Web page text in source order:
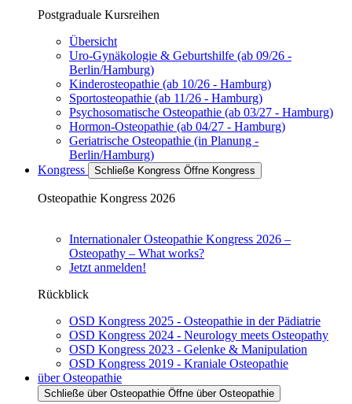
Postgraduale Kursreihen
Übersicht
Uro-Gynäkologie & Geburtshilfe (ab 09/26 -
Berlin/Hamburg)
Kinderosteopathie (ab 10/26 - Hamburg)
Sportosteopathie (ab 11/26 - Hamburg)
Psychosomatische Osteopathie (ab 03/27 - Hamburg)
Hormon-Osteopathie (ab 04/27 - Hamburg)
Geriatrische Osteopathie (in Planung -
Berlin/Hamburg)
Kongress
Schließe Kongress Öffne Kongress
Osteopathie Kongress 2026
Internationaler Osteopathie Kongress 2026 –
Osteopathy – What works?
Jetzt anmelden!
Rückblick
OSD Kongress 2025 - Osteopathie in der Pädiatrie
OSD Kongress 2024 - Neurology meets Osteopathy
OSD Kongress 2023 - Gelenke & Manipulation
OSD Kongress 2019 - Kraniale Osteopathie
über Osteopathie
Schließe über Osteopathie Öffne über Osteopathie